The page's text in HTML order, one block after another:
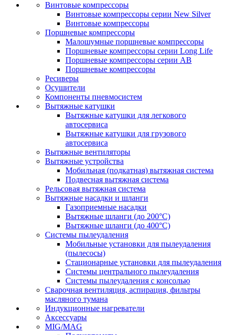
Винтовые компрессоры
Винтовые компрессоры серии New Silver
Винтовые компрессоры
Поршневые компрессоры
Малошумные поршневые компрессоры
Поршневые компрессоры серии Long Life
Поршневые компрессоры серии AB
Поршневые компрессоры
Ресиверы
Осушители
Компоненты пневмосистем
Вытяжные катушки
Вытяжные катушки для легкового
автосервиса
Вытяжные катушки для грузового
автосервиса
Вытяжные вентиляторы
Вытяжные устройства
Мобильная (подкатная) вытяжная система
Подвесная вытяжная система
Рельсовая вытяжная система
Вытяжные насадки и шланги
Газоприемные насадки
Вытяжные шланги (до 200°C)
Вытяжные шланги (до 400°C)
Системы пылеудаления
Мобильные установки для пылеудаления
(пылесосы)
Стационарные установки для пылеудаления
Системы центрального пылеудаления
Системы пылеудаления с консолью
Сварочная вентиляция, аспирация, фильтры
масляного тумана
Индукционные нагреватели
Аксессуары
MIG/MAG